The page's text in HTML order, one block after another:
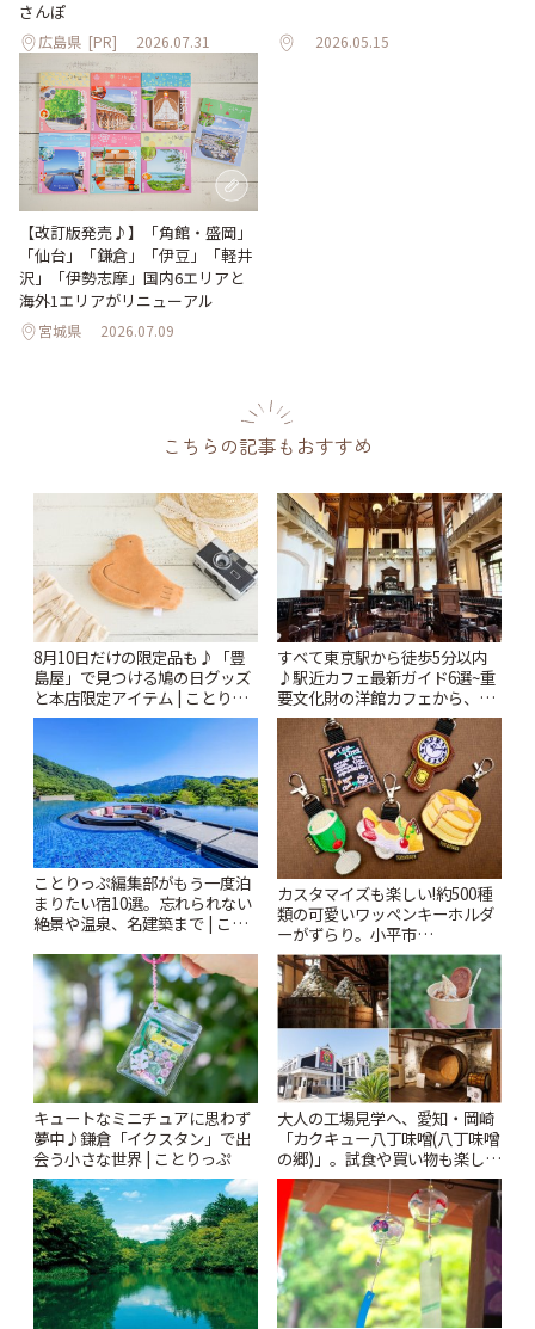
さんぽ
広島県 [PR] 2026.07.31 2026.05.15
【改訂版発売♪】「角館・盛岡」
「仙台」「鎌倉」「伊豆」「軽井
沢」「伊勢志摩」国内6エリアと
海外1エリアがリニューアル
宮城県 2026.07.09
こちらの記事もおすすめ
8月10日だけの限定品も♪「豊
島屋」で見つける鳩の日グッズ
と本店限定アイテム | ことりっ
ぷ
すべて東京駅から徒歩5分以内
♪駅近カフェ最新ガイド6選~重
要文化財の洋館カフェから、改
札すぐのレトロ喫茶まで~ | こと
りっぷ
ことりっぷ編集部がもう一度泊
まりたい宿10選。忘れられない
絶景や温泉、名建築まで | こと
カスタマイズも楽しい!約500種
類の可愛いワッペンキーホルダ
ーがずらり。小平市
「Kimamaya T&K」 | ことりっ
ぷ
キュートなミニチュアに思わず
夢中♪鎌倉「イクスタン」で出
会う小さな世界 | ことりっぷ
大人の工場見学へ、愛知・岡崎
「カクキュー八丁味噌(八丁味噌
の郷)」。試食や買い物も楽しみ
♪ | ことりっぷ